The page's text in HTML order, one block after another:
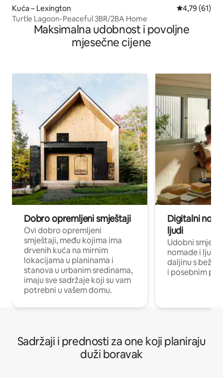
Kuća – Lexington Prosječna
4,79 (61)
Turtle Lagoon-Peaceful 3BR/2BA Home
Maksimalna udobnost i povoljne
mjesečne cijene
Dobro opremljeni smještaji
Ovi dobro opremljeni
smještaji, među kojima ima
drvenih kuća na mirnim
lokacijama u planinama i
stanova u urbanim sredinama,
imaju sve sadržaje koji su vam
potrebni u vašem domu.
Digitalni
ljudi
Udobni
nomade i ljude
daljinu s
i posebnim
Sadržaji i prednosti za one koji planiraju
duži boravak